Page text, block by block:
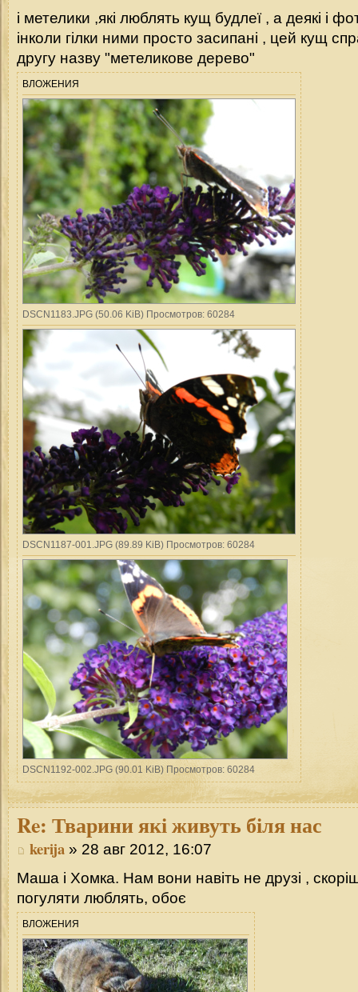
і метелики ,які люблять кущ будлеї , а деякі і
інколи гілки ними просто засипані , цей кущ
другу назву "метеликове дерево"
ВЛОЖЕНИЯ
DSCN1183.JPG (50.06 KiB) Просмотров: 60284
DSCN1187-001.JPG (89.89 KiB) Просмотров: 60284
DSCN1192-002.JPG (90.01 KiB) Просмотров: 60284
Re: Тварини які живуть біля нас
kerija » 28 авг 2012, 16:07
Маша і Хомка. Нам вони навіть не друзі ,
погуляти люблять, обоє
ВЛОЖЕНИЯ